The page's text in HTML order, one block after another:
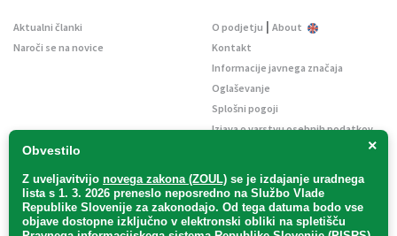
×
Obvestilo
Z uveljavitvijo novega zakona (ZOUL) se je izdajanje uradnega
lista s 1. 3. 2026 preneslo neposredno na Službo Vlade
Republike Slovenije za zakonodajo. Od tega datuma bodo vse
objave dostopne izključno v elektronski obliki na spletišču
Aktualni članki
Naroči se na novice
O podjetju | About
Kontakt
Informacije javnega značaja
Oglaševanje
Splošni pogoji
Izjava o varstvu osebnih podatkov